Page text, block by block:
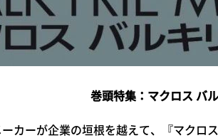
巻頭特集：マクロス バ
カーが企業の垣根を越えて、『マクロ